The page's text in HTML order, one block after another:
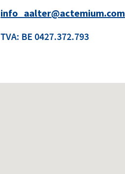
info_aalter@actemium.com
TVA: BE 0427.372.793